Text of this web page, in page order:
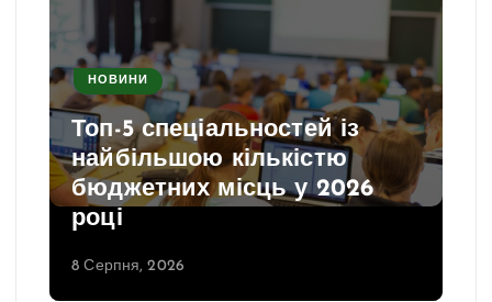
НОВИНИ
Топ-5 спеціальностей із
найбільшою кількістю
бюджетних місць у 2026
році
8 Серпня, 2026